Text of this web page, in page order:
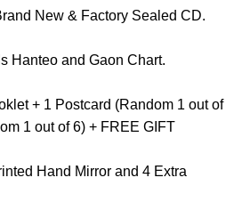
New & Factory Sealed CD.
Hanteo and Gaon Chart.
+ 1 Postcard (Random 1 out of
1 out of 6) + FREE GIFT
Hand Mirror and 4 Extra